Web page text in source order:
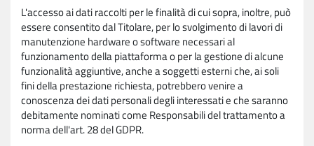
L'accesso ai dati raccolti per le finalità di cui sopra, inoltre, può
essere consentito dal Titolare, per lo svolgimento di lavori di
manutenzione hardware o software necessari al
funzionamento della piattaforma o per la gestione di alcune
funzionalità aggiuntive, anche a soggetti esterni che, ai soli
fini della prestazione richiesta, potrebbero venire a
conoscenza dei dati personali degli interessati e che saranno
debitamente nominati come Responsabili del trattamento a
norma dell'art. 28 del GDPR.